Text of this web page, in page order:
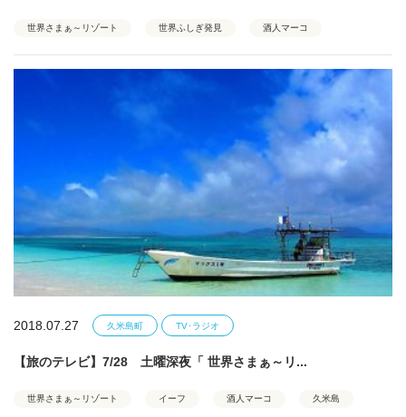
世界さまぁ～リゾート 世界ふしぎ発見 酒人マーコ
2018.07.27 久米島町 TV･ラジオ
【旅のテレビ】7/28 土曜深夜「 世界さまぁ～リ...
世界さまぁ～リゾート イーフ 酒人マーコ 久米島